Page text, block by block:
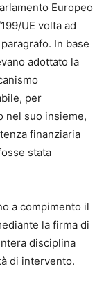
Europeo
UE volta ad
In base
adottato la
per
nel suo insieme,
finanziaria
stata
a compimento il
la firma di
disciplina
di intervento.